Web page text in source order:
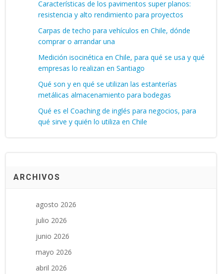
Características de los pavimentos super planos:
resistencia y alto rendimiento para proyectos
Carpas de techo para vehículos en Chile, dónde
comprar o arrandar una
Medición isocinética en Chile, para qué se usa y qué
empresas lo realizan en Santiago
Qué son y en qué se utilizan las estanterías
metálicas almacenamiento para bodegas
Qué es el Coaching de inglés para negocios, para
qué sirve y quién lo utiliza en Chile
ARCHIVOS
agosto 2026
julio 2026
junio 2026
mayo 2026
abril 2026